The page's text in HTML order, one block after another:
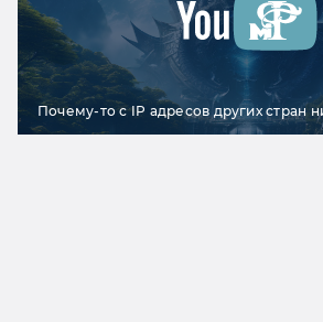
Почему-то с IP адресов других стран